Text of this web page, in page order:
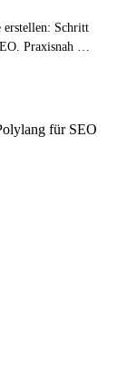
erstellen: Schritt
Praxisnah für